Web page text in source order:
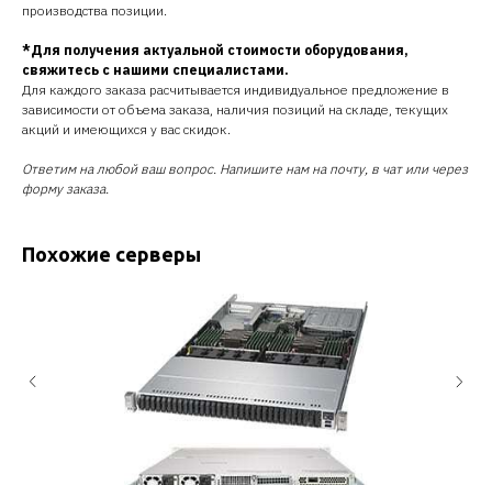
производства позиции.
*Для получения актуальной стоимости оборудования,
свяжитесь с нашими специалистами.
Для каждого заказа расчитывается индивидуальное предложение в
зависимости от объема заказа, наличия позиций на складе, текущих
акций и имеющихся у вас скидок.
Ответим на любой ваш вопрос. Напишите нам на почту, в чат или через
форму заказа.
Похожие серверы